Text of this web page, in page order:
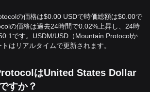
の価格は$0.00 USDで時価総額は$0.00で
の価格は過去24時間で0.02%上昇し、24時
です。USDM/USD（Mountain Protocolか
はリアルタイムで更新されます。
はUnited States Dollar
すか？